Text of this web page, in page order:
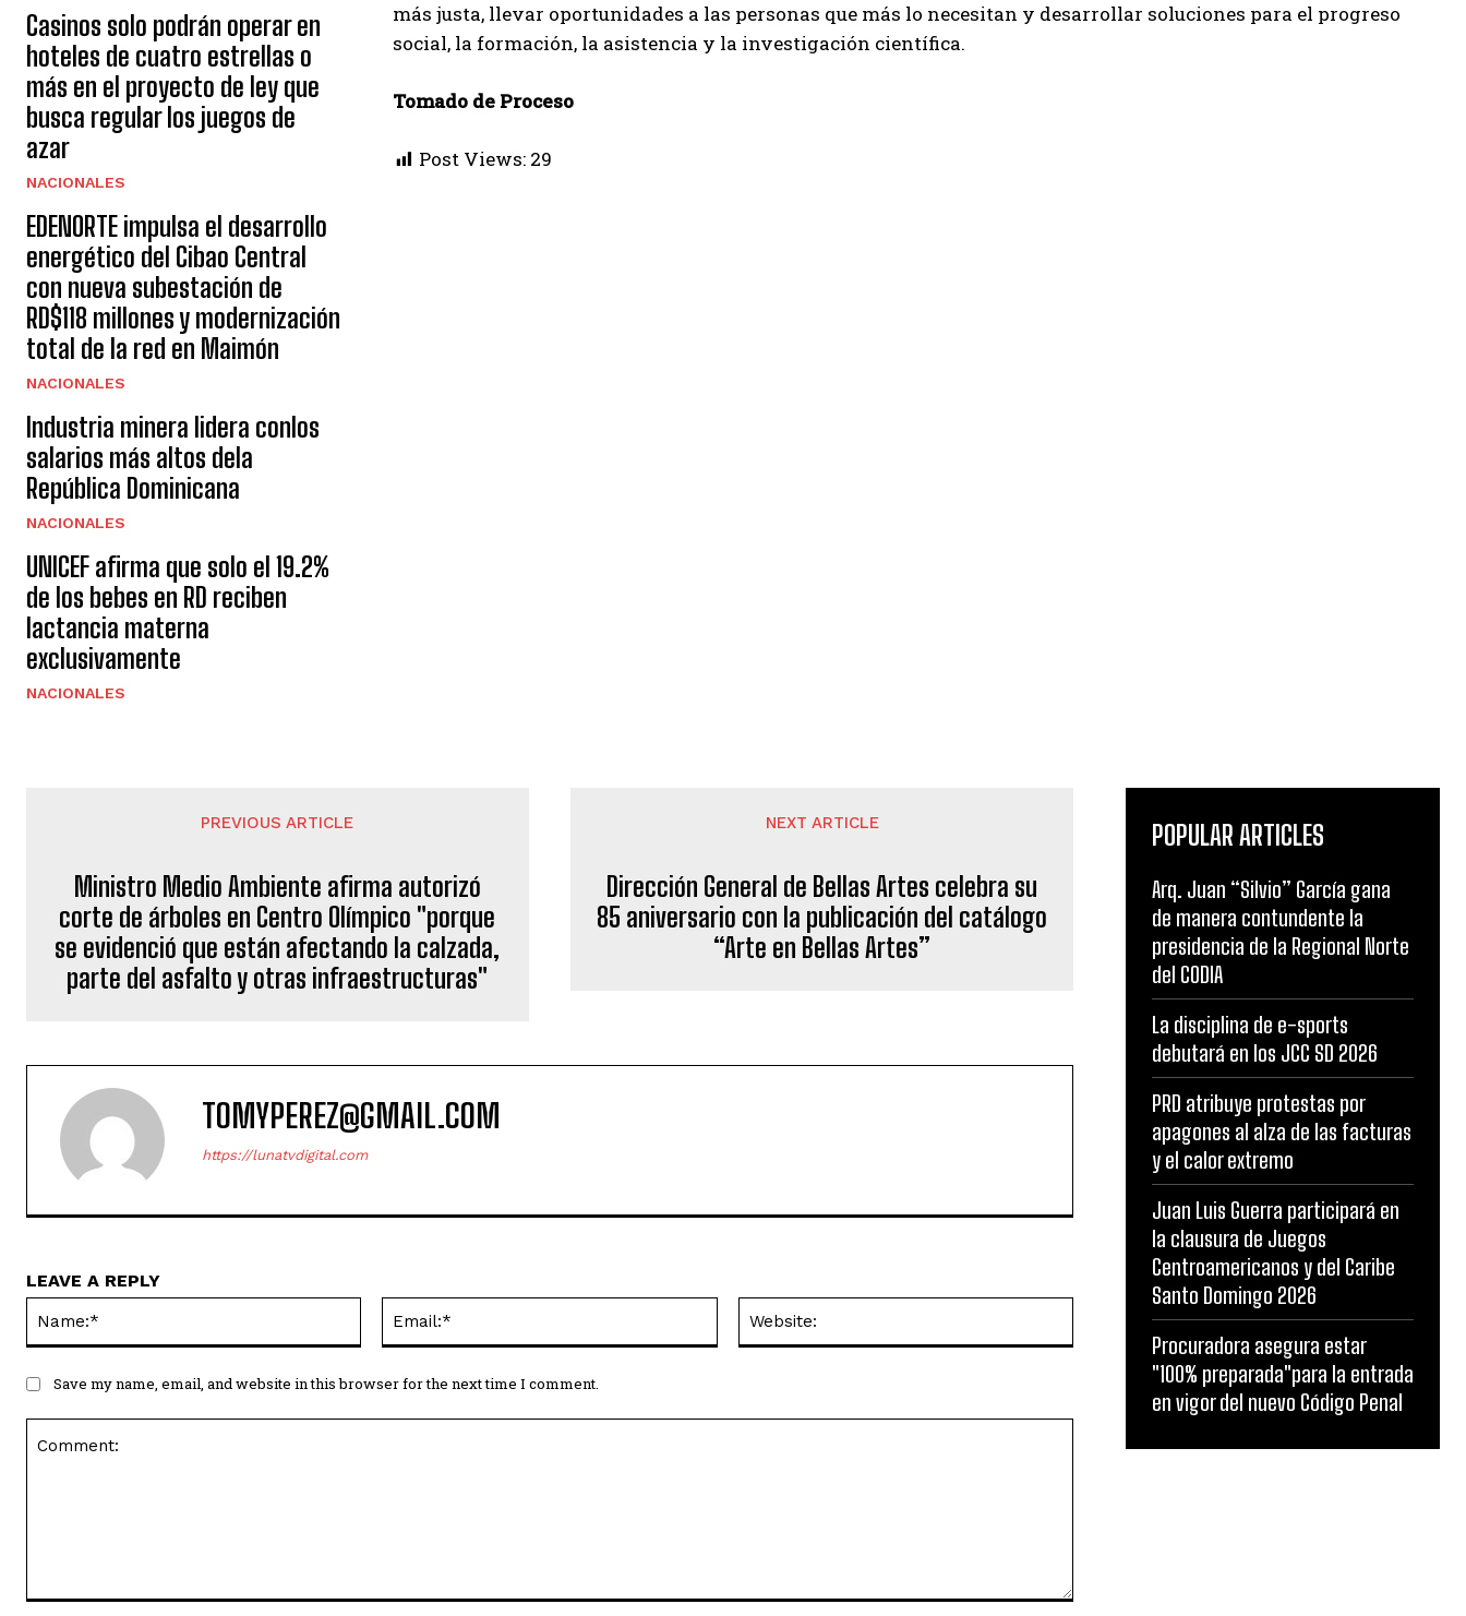
Casinos solo podrán operar en
hoteles de cuatro estrellas o
más en el proyecto de ley que
busca regular los juegos de
azar
NACIONALES
EDENORTE impulsa el desarrollo
energético del Cibao Central
con nueva subestación de
RD$118 millones y modernización
total de la red en Maimón
NACIONALES
Industria minera lidera conlos
salarios más altos dela
República Dominicana
NACIONALES
UNICEF afirma que solo el 19.2%
de los bebes en RD reciben
lactancia materna
exclusivamente
NACIONALES
más justa, llevar oportunidades a las personas que más lo necesitan y desarrollar soluciones para el progreso
social, la formación, la asistencia y la investigación científica.
Tomado de Proceso
Post Views: 29
PREVIOUS ARTICLE
Ministro Medio Ambiente afirma autorizó
corte de árboles en Centro Olímpico "porque
se evidenció que están afectando la calzada,
parte del asfalto y otras infraestructuras"
NEXT ARTICLE
Dirección General de Bellas Artes celebra su
85 aniversario con la publicación del catálogo
“Arte en Bellas Artes”
TOMYPEREZ@GMAIL.COM
https://lunatvdigital.com
LEAVE A REPLY
Save my name, email, and website in this browser for the next time I comment.
POPULAR ARTICLES
Arq. Juan “Silvio” García gana
de manera contundente la
presidencia de la Regional Norte
del CODIA
La disciplina de e-sports
debutará en los JCC SD 2026
PRD atribuye protestas por
apagones al alza de las facturas
y el calor extremo
Juan Luis Guerra participará en
la clausura de Juegos
Centroamericanos y del Caribe
Santo Domingo 2026
Procuradora asegura estar
"100% preparada"para la entrada
en vigor del nuevo Código Penal